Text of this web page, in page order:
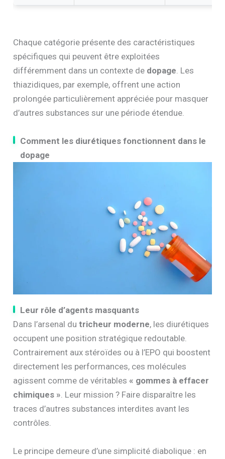
Chaque catégorie présente des caractéristiques
spécifiques qui peuvent être exploitées
différemment dans un contexte de dopage. Les
thiazidiques, par exemple, offrent une action
prolongée particulièrement appréciée pour masquer
d’autres substances sur une période étendue.
Comment les diurétiques fonctionnent dans le
dopage
Leur rôle d’agents masquants
Dans l’arsenal dutricheur moderne, les diurétiques
occupent une position stratégique redoutable.
Contrairement aux stéroïdes ou à l’EPO qui boostent
directement les performances, ces molécules
agissent comme de véritables« gommes à effacer
chimiques ». Leur mission ? Faire disparaître les
traces d’autres substances interdites avant les
contrôles.
Le principe demeure d’une simplicité diabolique : en